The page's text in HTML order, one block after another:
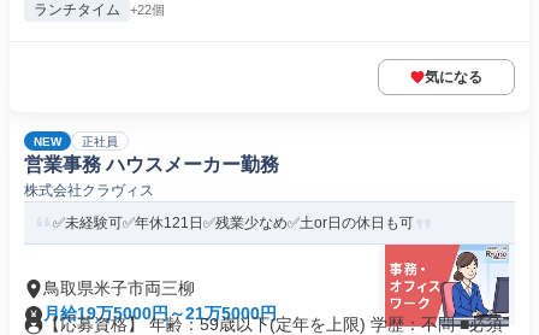
ランチタイム +22個
気になる
NEW 正社員
営業事務 ハウスメーカー勤務
株式会社クラヴィス
✅未経験可✅年休121日✅残業少なめ✅土or日の休日も可
鳥取県米子市両三柳
月給19万5000円～21万5000円
【応募資格】 年齢：59歳以下(定年を上限) 学歴：不問 ■必須